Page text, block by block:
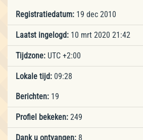
Registratiedatum: 19 dec 2010
Laatst ingelogd: 10 mrt 2020 21:42
Tijdzone: UTC +2:00
Lokale tijd: 09:28
Berichten: 19
Profiel bekeken: 249
Dank u ontvangen: 8